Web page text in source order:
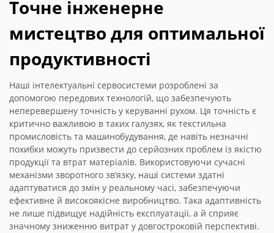
Точне інженерне
мистецтво для оптимальної
продуктивності
Наші інтелектуальні сервосистеми розроблені за
допомогою передових технологій, що забезпечують
неперевершену точність у керуванні рухом. Ця точність є
критично важливою в таких галузях, як текстильна
промисловість та машинобудування, де навіть незначні
похибки можуть призвести до серйозних проблем із якістю
продукції та втрат матеріалів. Використовуючи сучасні
механізми зворотного зв’язку, наші системи здатні
адаптуватися до змін у реальному часі, забезпечуючи
ефективне й високоякісне виробництво. Така адаптивність
не лише підвищує надійність експлуатації, а й сприяє
значному зниженню витрат у довгостроковій перспективі.